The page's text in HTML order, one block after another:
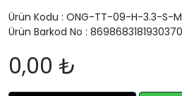
Ürün Kodu : ONG-TT-09-H-3.3-S-
Ürün Barkod No :
0,00 ₺